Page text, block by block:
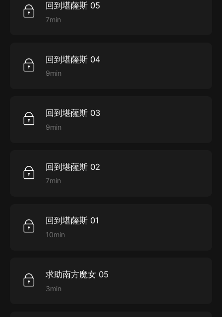
她的小
狗被卷到一個奇怪的世界。
子、機器人、稻草人追尋智慧、善心和勇氣的歷險故事。
在路上，多蘿茜遇到了“没有腦的稻草人”“没有心的鐵皮樵
的事情。
最后，稻草人成為翡翠城的首領；鐵皮樵夫成了威奇
在故事里，幾位共患難的朋友，憑借自己非凡的智慧
回到堪薩斯 05
7min
回到堪薩斯 04
9min
回到堪薩斯 03
9min
回到堪薩斯 02
7min
回到堪薩斯 01
10min
求助南方魔女 05
3min